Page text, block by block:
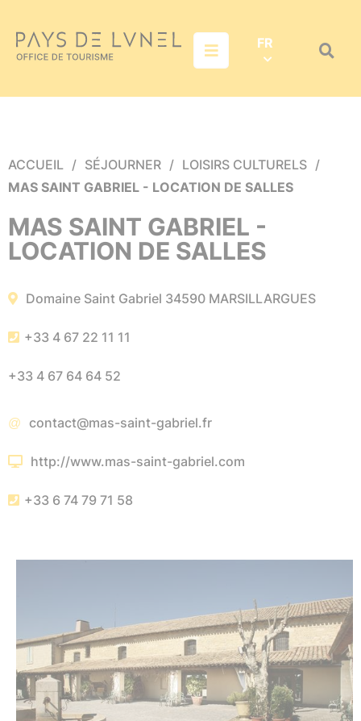
Aller à la recherche
Menu FR
ACCUEIL SÉJOURNER
LOISIRS CULTURELS
MAS SAINT GABRIEL - LOCATION DE SALLES
MAS SAINT GABRIEL -
LOCATION DE SALLES
Domaine Saint Gabriel 34590 MARSILLARGUES
+33 4 67 22 11 11
+33 4 67 64 64 52
contact@mas-saint-gabriel.fr
http://www.mas-saint-gabriel.com
+33 6 74 79 71 58